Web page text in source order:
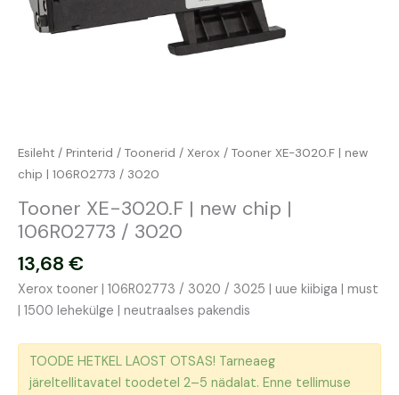
Esileht / Printerid / Toonerid / Xerox / Tooner XE-3020.F | new
chip | 106R02773 / 3020
Tooner XE-3020.F | new chip |
106R02773 / 3020
13,68 €
Xerox tooner | 106R02773 / 3020 / 3025 | uue kiibiga | must
| 1500 lehekülge | neutraalses pakendis
TOODE HETKEL LAOST OTSAS! Tarneaeg
järeltellitavatel toodetel 2–5 nädalat. Enne tellimuse